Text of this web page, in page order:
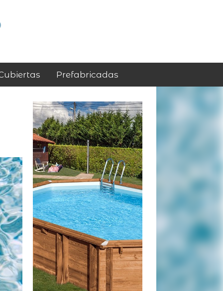
Prefabricadas